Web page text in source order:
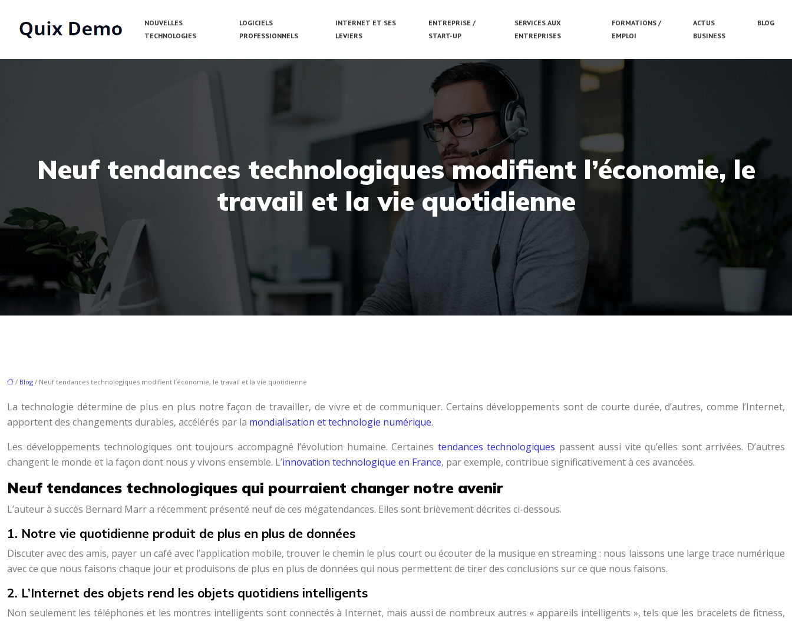
NOUVELLES
TECHNOLOGIES
LOGICIELS
PROFESSIONNELS
INTERNET ET SES
LEVIERS
ENTREPRISE /
START-UP
SERVICES AUX
ENTREPRISES
FORMATIONS /
EMPLOI
ACTUS
BUSINESS
BLOG
Neuf tendances technologiques modifient l’économie, le
travail et la vie quotidienne
/ Blog / Neuf tendances technologiques modifient l’économie, le travail et la vie quotidienne
La technologie détermine de plus en plus notre façon de travailler, de vivre et de communiquer. Certains développements sont de courte durée, d’autres, comme l’Internet,
apportent des changements durables, accélérés par la mondialisation et technologie numérique.
Les développements technologiques ont toujours accompagné l’évolution humaine. Certaines tendances technologiques passent aussi vite qu’elles sont arrivées. D’autres
changent le monde et la façon dont nous y vivons ensemble. L’innovation technologique en France, par exemple, contribue significativement à ces avancées.
Neuf tendances technologiques qui pourraient changer notre avenir
L’auteur à succès Bernard Marr a récemment présenté neuf de ces mégatendances. Elles sont brièvement décrites ci-dessous.
1. Notre vie quotidienne produit de plus en plus de données
Discuter avec des amis, payer un café avec l’application mobile, trouver le chemin le plus court ou écouter de la musique en streaming : nous laissons une large trace numérique
avec ce que nous faisons chaque jour et produisons de plus en plus de données qui nous permettent de tirer des conclusions sur ce que nous faisons.
2. L’Internet des objets rend les objets quotidiens intelligents
Non seulement les téléphones et les montres intelligents sont connectés à Internet, mais aussi de nombreux autres « appareils intelligents », tels que les bracelets de fitness,